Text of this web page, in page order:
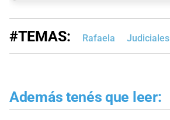
#TEMAS: Rafaela Judiciales
Además tenés que leer: